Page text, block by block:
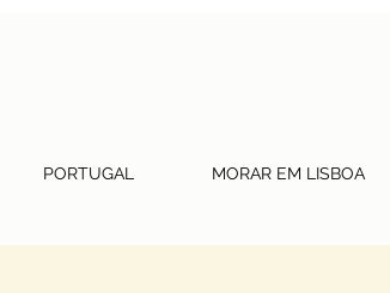
PORTUGAL MORAR EM LISBOA